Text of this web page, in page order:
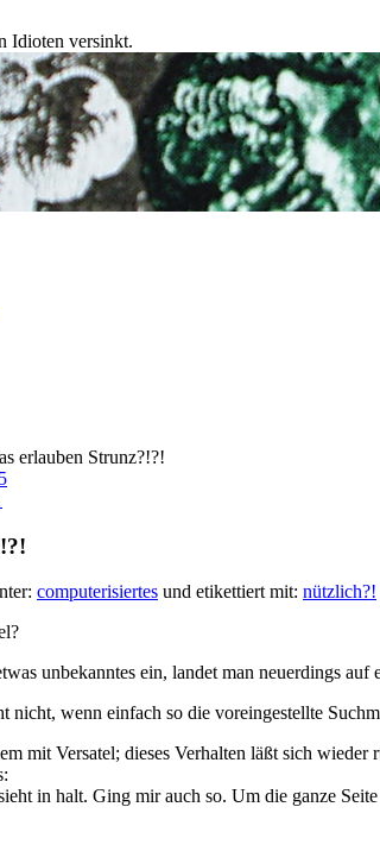
Idioten versinkt.
erlauben Strunz?!?!
computerisiertes und etikettiert mit: nützlich?!
unbekanntes ein, landet man neuerdings auf
nicht, wenn einfach so die voreingestellte
mit Versatel; dieses Verhalten läßt sich
in halt. Ging mir auch so. Um die ganze